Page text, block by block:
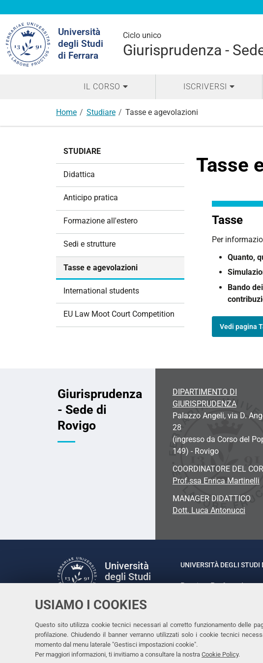
USIAMO I COOKIES
Questo sito utilizza cookie tecnici necessari al corretto funzionamento delle
profilazione. Chiudendo il banner verranno utilizzati solo i cookie tecnici
momento dal menu laterale "Gestisci impostazioni cookie".
Per maggiori informazioni, ti invitiamo a consultare la nostra Cookie Policy.
Università
degli Studi
di Ferrara
Ciclo unico
Giurisprudenza -
nel
sito
IL CORSO ISCRIVERSI
Home Studiare Tasse e agevolazioni
Tasse
Tasse
Per
Quanto, q
Bando
Vedi pagina
STUDIARE
Didattica
Anticipo pratica
Formazione all'estero
Sedi e strutture
Tasse e agevolazioni
International students
EU Law Moot Court Competition
Giurisprudenza
- Sede di
Rovigo
DIPARTIMENTO DI
GIURISPRUDENZA
Palazzo Angeli, via D.
28
(ingresso da Corso del
149) - Rovigo
COORDINATORE DEL
Prof.ssa Enrica Martinelli
MANAGER DIDATTICO
Dott. Luca Antonucci
Università
degli Studi
Facebook
LinkedinInstagram
Youtube
UNIVERSITÀ DEGLI STUDI
Rettrice: Prof.ssa